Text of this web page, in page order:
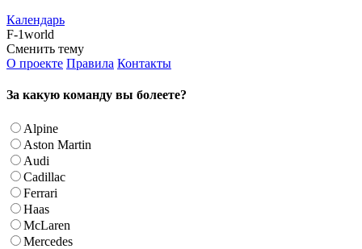
Календарь
F-1world
Сменить тему
О проекте Правила Контакты
За какую команду вы болеете?
Alpine
Aston Martin
Audi
Cadillac
Ferrari
Haas
McLaren
Mercedes